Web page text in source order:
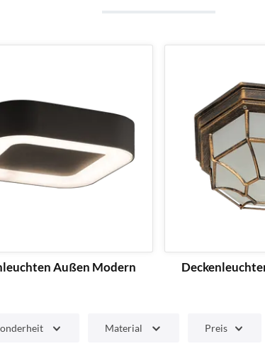
Außen Modern
Material Preis